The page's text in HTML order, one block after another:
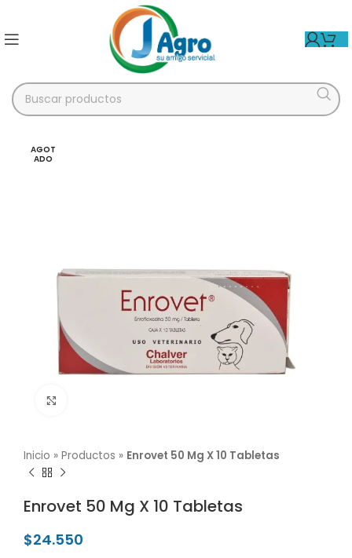
AGOT
ADO
Inicio » Productos » Enrovet 50 Mg X 10 Tabletas
Enrovet 50 Mg X 10 Tabletas
$24.550